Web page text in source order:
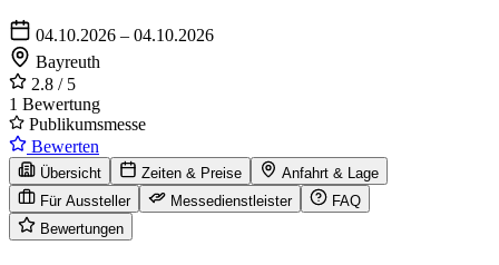
04.10.2026 – 04.10.2026
Bayreuth
2.8 / 5
1 Bewertung
Publikumsmesse
Bewerten
Übersicht Zeiten & Preise
Anfahrt & Lage
Für Aussteller
Messedienstleister
FAQ
Bewertungen